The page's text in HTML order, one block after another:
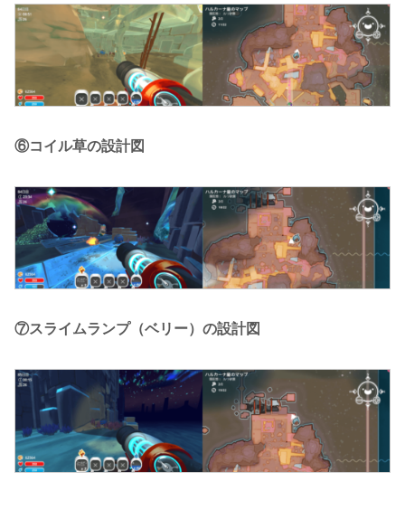
⑥コイル草の設計図
⑦スライムランプ（ベリー）の設計図